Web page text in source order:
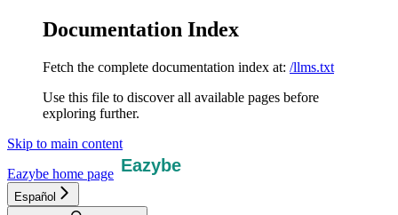
Documentation Index
Fetch the complete documentation index at: /llms.txt
Use this file to discover all available pages before
exploring further.
Skip to main content
Eazybe home page
Español